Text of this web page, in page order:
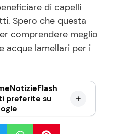
di capelli
Spero che questa
comprendere meglio
acque lamellari per i
preferite su